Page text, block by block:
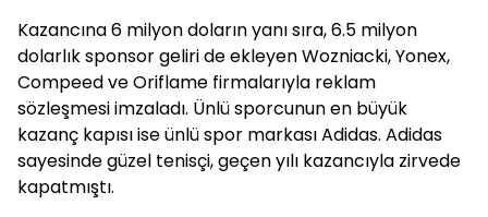
Kazancına 6 milyon doların yanı sıra, 6.5 milyon
dolarlık sponsor geliri de ekleyen Wozniacki, Yonex,
Compeed ve Oriflame firmalarıyla reklam
sözleşmesi imzaladı. Ünlü sporcunun en büyük
kazanç kapısı ise ünlü spor markası Adidas. Adidas
sayesinde güzel tenisçi, geçen yılı kazancıyla zirvede
kapatmıştı.